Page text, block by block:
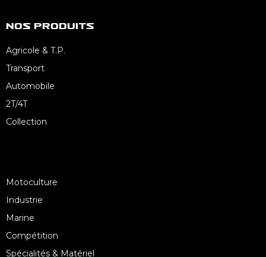
Nos Produits
Agricole & T.P.
Transport
Automobile
2T/4T
Collection
Motoculture
Industrie
Marine
Compétition
Spécialités & Matériel